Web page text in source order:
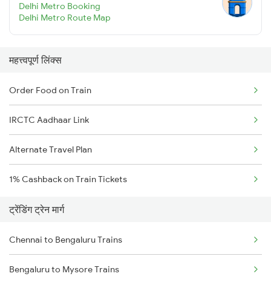
Delhi Metro Booking
Delhi Metro Route Map
महत्त्वपूर्ण लिंक्स
Order Food on Train
IRCTC Aadhaar Link
Alternate Travel Plan
1% Cashback on Train Tickets
ट्रेंडिंग ट्रेन मार्ग
Chennai to Bengaluru Trains
Bengaluru to Mysore Trains